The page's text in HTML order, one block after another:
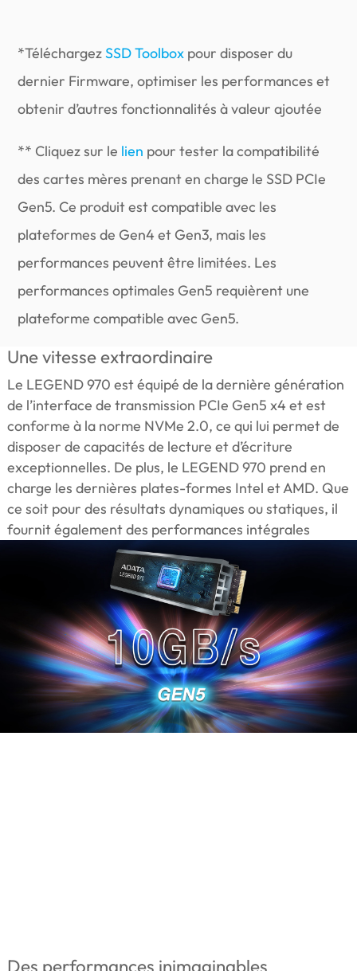
*TéléchargezSSD Toolbox pour disposer du
dernier Firmware, optimiser les performances et
obtenir d’autres fonctionnalités à valeur ajoutée
** Cliquez sur le lien pour tester la compatibilité
des cartes mères prenant en charge le SSD PCIe
Gen5. Ce produit est compatible avec les
plateformes de Gen4 et Gen3, mais les
performances peuvent être limitées. Les
performances optimales Gen5 requièrent une
plateforme compatible avec Gen5.
Une vitesse extraordinaire
Le LEGEND 970 est équipé de la dernière génération
de l’interface de transmission PCIe Gen5 x4 et est
conforme à la norme NVMe 2.0, ce qui lui permet de
disposer de capacités de lecture et d’écriture
exceptionnelles. De plus, le LEGEND 970 prend en
charge les dernières plates-formes Intel et AMD. Que
ce soit pour des résultats dynamiques ou statiques, il
fournit également des performances intégrales
Des performances inimaginables